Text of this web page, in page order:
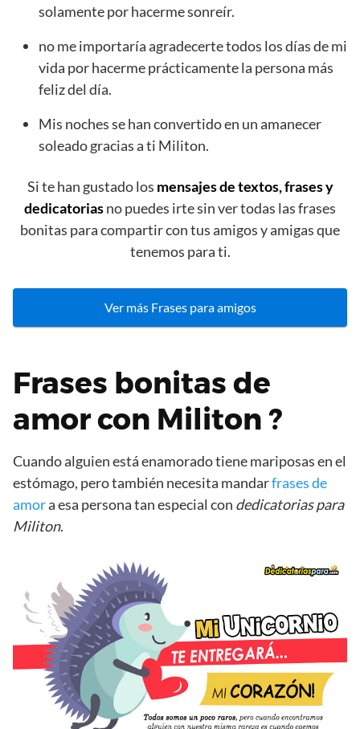
solamente por hacerme sonreír.
no me importaría agradecerte todos los días de mi
vida por hacerme prácticamente la persona más
feliz del día.
Mis noches se han convertido en un amanecer
soleado gracias a ti Militon.
Si te han gustado los mensajes de textos, frases y
dedicatoriasno puedes irte sin ver todas las frases
bonitas para compartir con tus amigos y amigas que
tenemos para ti.
Ver más Frases para amigos
Frases bonitas de
amor con Militon ?
Cuando alguien está enamorado tiene mariposas en el
estómago, pero también necesita mandarfrases de
amora esa persona tan especial con dedicatorias para
Militon.